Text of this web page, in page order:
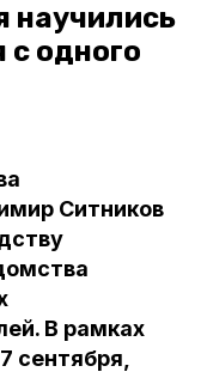
научились
с одного
Ситников
В рамках
сентября,